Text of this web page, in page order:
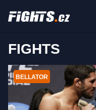
FIGHTS
BELLATOR